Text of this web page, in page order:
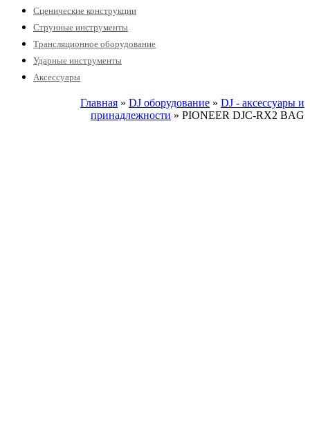
Сценические конструкции
Струнные инструменты
Трансляционное оборудование
Ударные инструменты
Аксессуары
Главная » DJ оборудование » DJ - аксессуары и
принадлежности » PIONEER DJC-RX2 BAG